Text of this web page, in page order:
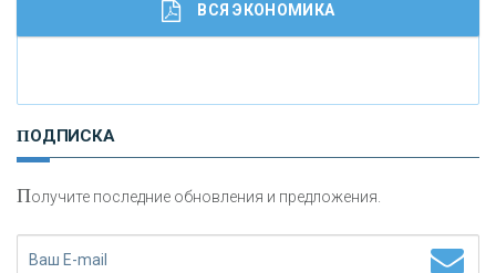
И
сохранения и увеличения капитала
ВСЯ ЭКОНОМИКА
ПОДПИСКА
Получите последние обновления и предложения.